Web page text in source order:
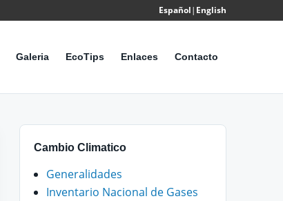
Español| English
Galeria EcoTips Enlaces Contacto
Cambio Climatico
Generalidades
Inventario Nacional de Gases